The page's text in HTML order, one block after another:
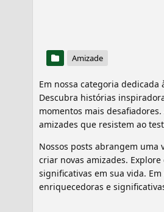
Amizade
Em nossa categoria
Descubra histórias
momentos mais
amizades que resistem ao
Nossos posts abrangem uma
criar novas amizades.
significativas em sua vida.
enriquecedoras e